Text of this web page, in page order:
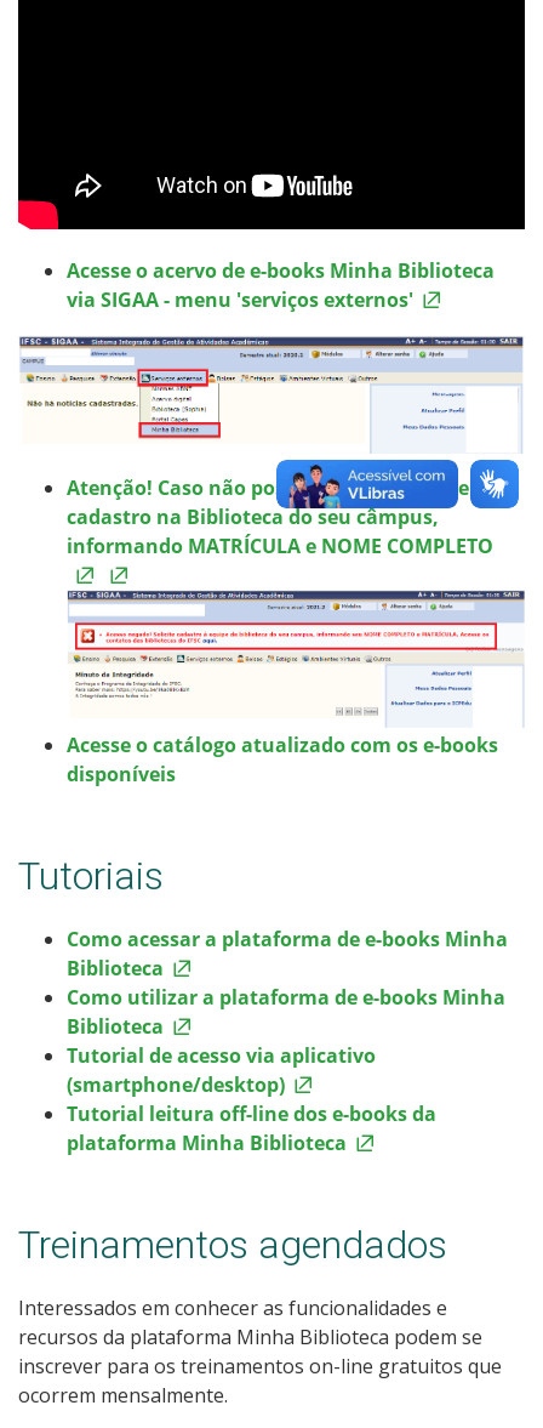
Acesse o acervo de e-books Minha Biblioteca
via SIGAA - menu 'serviços externos'
Atenção! Caso não possua acesso, solicite seu
cadastro na Biblioteca do seu câmpus,
informando MATRÍCULA e NOME COMPLETO
Acesse o catálogo atualizado com os e-books
disponíveis
Tutoriais
Como acessar a plataforma de e-books Minha
Biblioteca
Como utilizar a plataforma de e-books Minha
Biblioteca
Tutorial de acesso via aplicativo
(smartphone/desktop)
Tutorial leitura off-line dos e-books da
plataforma Minha Biblioteca
Treinamentos agendados
Interessados em conhecer as funcionalidades e
recursos da plataforma Minha Biblioteca podem se
inscrever para os treinamentos on-line gratuitos que
ocorrem mensalmente.